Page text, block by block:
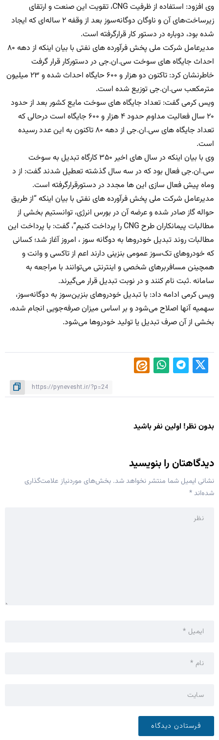
وی افزود: استفاده از ظرفیت CNG، تقویت این صنعت و ارتقای
زیرساخت‌های آن و ناوگان دوگانه‌سوز بعد از وقفه‌ ۲ ساله‌ای که ایجاد
شده بود، دوباره در دستور کار قرارگرفته است.
مدیرعامل شرکت ملی پخش فرآورده های نفتی با بیان اینکه از دهه ۸۰
احداث جایگاه های سوخت سی.ان.جی در دستورکار قرار گرفت
خاطرنشان کرد: تاکنون دو هزار و ۶۰۰ حایگاه احداث شده و ۲۳ میلیون
مترمکعب سی.ان.جی توزیع شده است.
ویس کرمی گفت: تعداد جایگاه های سوخت مایع کشور بعد از حدود
۲۰ سال فعالیت مداوم حدود ۴ هزار و ۶۰۰ جایگاه است درحالی که
تعداد جایگاه های سی.ان.جی از دهه ۸۰ تاکنون به این عدد رسیده
است.
وی با بیان اینکه در سال های اخیر ۳۵۰ کارگاه تبدیل به سوخت
سی.ان.جی فعال بود که در سه سال گذشته تعطیل شدند گفت: از د
وماه پیش فعال سازی این ها مجدد در دستورقرارگرفته است.
مدیرعامل شرکت ملی پخش فرآورده های نفتی با بیان اینکه “از طریق
حواله گاز صادر شده و عرضه آن در بورس انرژی، توانستیم بخشی از
مطالبات پیمانکاران طرح CNG را پرداخت کنیم”، گفت: با پرداخت این
مطالبات روند تبدیل خودروها به دوگانه سوز ، امروز آغاز شد؛ کسانی
که خودروهای تک‌سوز عمومی بنزینی دارند اعم از تاکسی و وانت و
همچینن مسافربرهای شخصی و اینترنتی می‌توانند با مراجعه به
سامانه .ثبت نام کنند و در نوبت تبدیل قرار می‌گیرند.
ویس کرمی ادامه داد: با تبدیل خودروهای بنزین‌سوز به دوگانه‌سوز،
سهمیه آنها اصلاح می‌شود و بر اساس میزان صرفه‌جویی انجام شده،
بخشی از آن صرف تبدیل یا تولید خودروها می‌شود.
بدون نظر! اولین نفر باشید
دیدگاهتان را بنویسید
نشانی ایمیل شما منتشر نخواهد شد. بخش‌های موردنیاز علامت‌گذاری
شده‌اند*